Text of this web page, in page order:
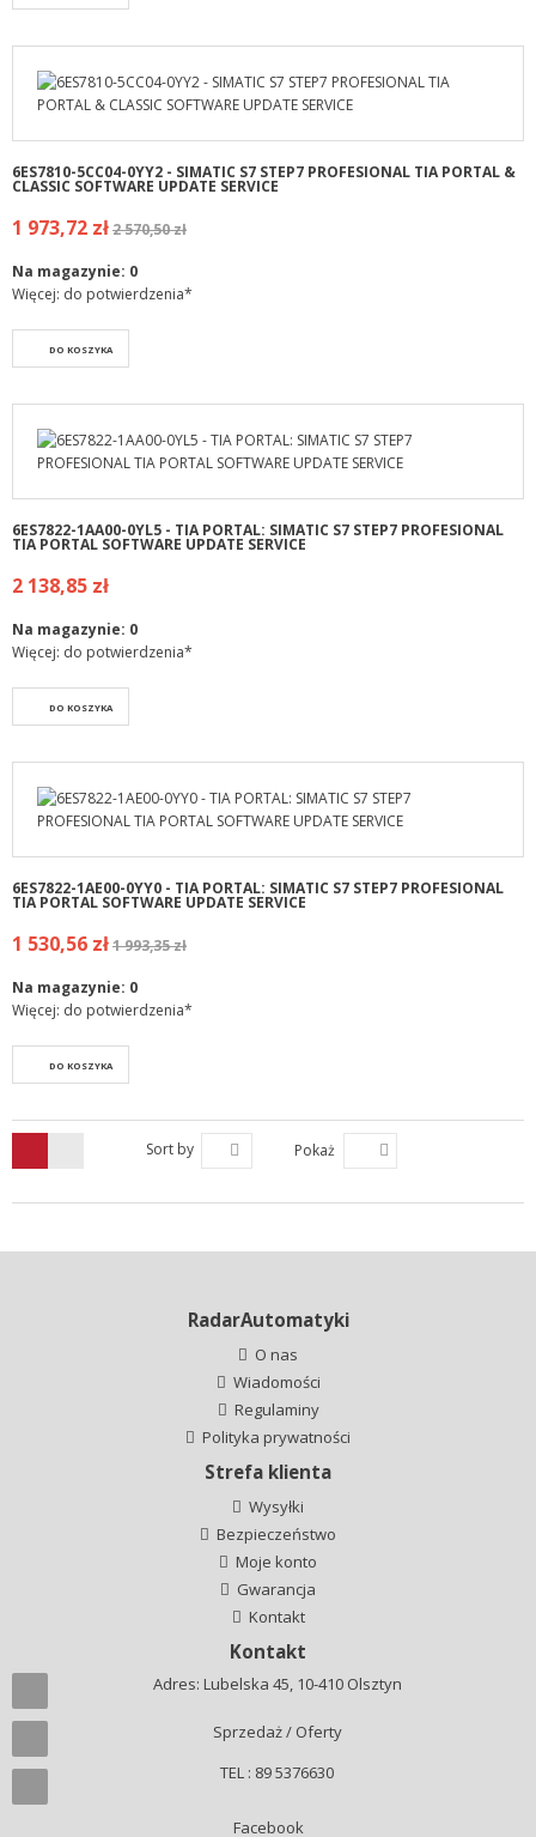
6ES7810-5CC04-0YY2 - SIMATIC S7 STEP7 PROFESIONAL TIA PORTAL &
CLASSIC SOFTWARE UPDATE SERVICE
1 973,72 zł2 570,50 zł
Na magazynie: 0
Więcej: do potwierdzenia*
DO KOSZYKA
6ES7822-1AA00-0YL5 - TIA PORTAL: SIMATIC S7 STEP7 PROFESIONAL
TIA PORTAL SOFTWARE UPDATE SERVICE
2 138,85 zł
Na magazynie: 0
Więcej: do potwierdzenia*
DO KOSZYKA
6ES7822-1AE00-0YY0 - TIA PORTAL: SIMATIC S7 STEP7 PROFESIONAL
TIA PORTAL SOFTWARE UPDATE SERVICE
1 530,56 zł1 993,35 zł
Na magazynie: 0
Więcej: do potwierdzenia*
DO KOSZYKA
Sort by Pokaż
RadarAutomatyki
O nas
Wiadomości
Regulaminy
Polityka prywatności
Strefa klienta
Wysyłki
Bezpieczeństwo
Moje konto
Gwarancja
Kontakt
Kontakt
Adres: Lubelska 45, 10-410 Olsztyn
Sprzedaż / Oferty
TEL : 89 5376630
Facebook